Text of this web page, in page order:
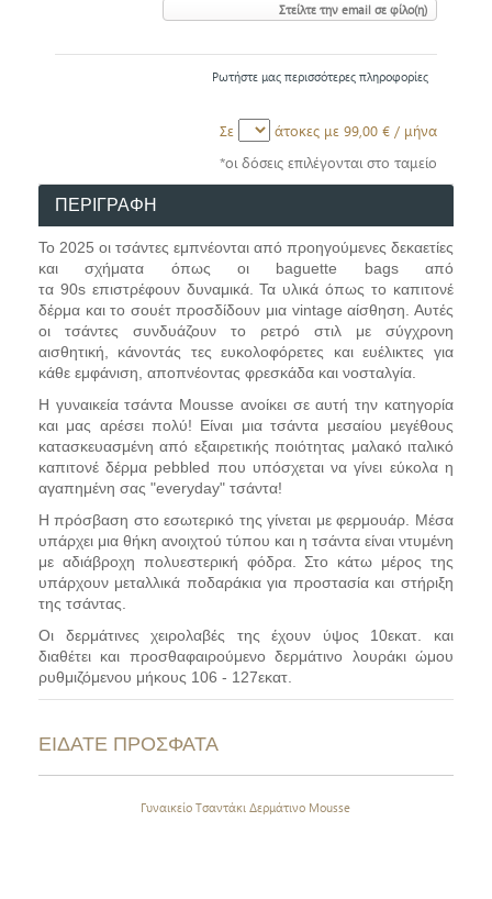
Στείλτε την email σε φίλο(η)
Ρωτήστε μας περισσότερες πληροφορίες
Σε άτοκες με 99,00 € / μήνα
*οι δόσεις επιλέγονται στο ταμείο
ΠΕΡΙΓΡΑΦΗ
Το 2025 οι τσάντες εμπνέονται από προηγούμενες δεκαετίες
και σχήματα όπως οι baguette bags από
τα 90s επιστρέφουν δυναμικά. Τα υλικά όπως το καπιτονέ
δέρμα και το σουέτ προσδίδουν μια vintage αίσθηση. Αυτές
οι τσάντες συνδυάζουν το ρετρό στιλ με σύγχρονη
αισθητική, κάνοντάς τες ευκολοφόρετες και ευέλικτες για
κάθε εμφάνιση, αποπνέοντας φρεσκάδα και νοσταλγία.
Η γυναικεία τσάντα Mousse ανοίκει σε αυτή την κατηγορία
και μας αρέσει πολύ! Είναι μια τσάντα μεσαίου μεγέθους
κατασκευασμένη από εξαιρετικής ποιότητας μαλακό ιταλικό
καπιτονέ δέρμα pebbled που υπόσχεται να γίνει εύκολα η
αγαπημένη σας "everyday" τσάντα!
Η πρόσβαση στο εσωτερικό της γίνεται με φερμουάρ. Μέσα
υπάρχει μια θήκη ανοιχτού τύπου και η τσάντα είναι ντυμένη
με αδιάβροχη πολυεστερική φόδρα. Στο κάτω μέρος της
υπάρχουν μεταλλικά ποδαράκια για προστασία και στήριξη
της τσάντας.
Οι δερμάτινες χειρολαβές της έχουν ύψος 10εκατ. και
διαθέτει και προσθαφαιρούμενο δερμάτινο λουράκι ώμου
ρυθμιζόμενου μήκους 106 - 127εκατ.
ΕΙΔΑΤΕ ΠΡΟΣΦΑΤΑ
Γυναικείο Τσαντάκι Δερμάτινο Mousse